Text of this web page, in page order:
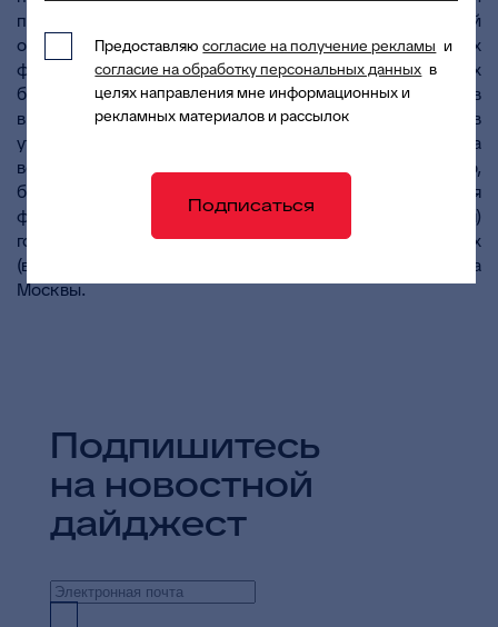
представлены как в виде ведомственных перечней
органов исполнительной власти, осуществляющих
функции и полномочия учредителей государственных
бюджетных и автономных учреждений г. Москвы, так и в
виде таблиц соответствия услуг (работ), включенных в
утвержденные по состоянию на 1 января 2013 года
ведомственные перечни и в их проекты. Кроме того,
были внесены предложения по кодификации услуг для
формирования единого регистра (перечня)
государственных услуг (работ), оказываемых
(выполняемых) государственными учреждениями города
Москвы.
Подпишитесь
на новостной
дайджест
Предоставляюсогласие на получение рекламы и
согласие на обработку персональных данных в
целях направления мне информационных и
рекламных материалов и рассылок
Подписаться